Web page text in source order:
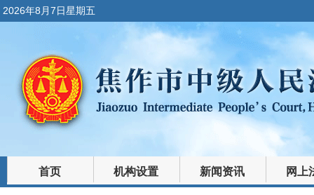
2026年8月7日星期五
首页 机构设置 新闻资讯 网上